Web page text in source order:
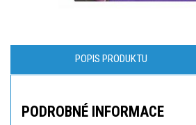
POPIS PRODUKTU
PODROBNÉ INFORMACE